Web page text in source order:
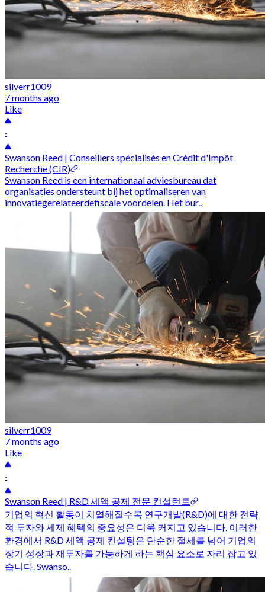
silverr1009
7 months ago
Like
-
Swanson Reed | Conseillers spécialisés en Crédit d'Impôt
Recherche (CIR)
Swanson Reed is een internationaal adviesbureau dat
organisaties ondersteunt bij het optimaliseren van
innovatiegerelateerdefiscale voordelen. Het bur..
silverr1009
7 months ago
Like
-
Swanson Reed | R&D 세액 공제 전문 컨설턴트
기업의 혁신 활동이 치열해질수록 연구개발(R&D)에 대한 전략
적 투자와 세제 혜택의 중요성은 더욱 커지고 있습니다. 이러한
환경에서 R&D 세액 공제 컨설팅은 단순한 절세를 넘어 기업의
장기 성장과 재투자를 가능하게 하는 핵심 요소로 자리 잡고 있
습니다. Swanso..